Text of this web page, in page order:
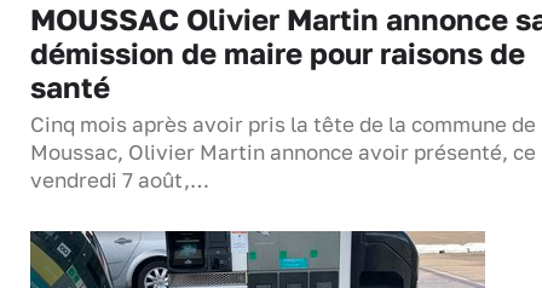
MOUSSAC Olivier Martin annonce
démission de maire pour raisons de
santé
Cinq mois après avoir pris la tête de la commune de
Moussac, Olivier Martin annonce avoir présenté, ce
vendredi 7 août,…